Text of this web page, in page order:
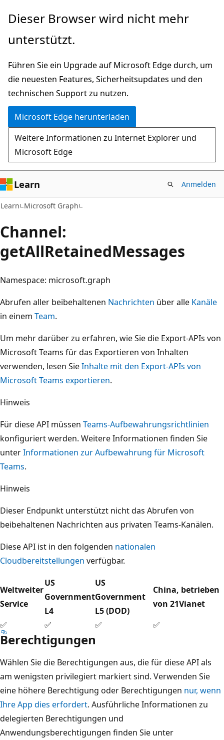
Zu
wechseln
Dieser Browser wird nicht mehr
unterstützt.
Führen Sie ein Upgrade auf Microsoft Edge durch, um
die neuesten Features, Sicherheitsupdates und den
technischen Support zu nutzen.
Microsoft Edge herunterladen
Weitere Informationen zu Internet Explorer und
Microsoft Edge
Learn Anmelden
Learn Microsoft Graph
Channel:
getAllRetainedMessages
Namespace: microsoft.graph
Abrufen aller beibehaltenen Nachrichten über alle Kanäle
in einem Team.
Um mehr darüber zu erfahren, wie Sie die Export-APIs von
Microsoft Teams für das Exportieren von Inhalten
verwenden, lesen SieInhalte mit den Export-APIs von
Microsoft Teams exportieren.
Hinweis
Für diese API müssen Teams-Aufbewahrungsrichtlinien
konfiguriert werden. Weitere Informationen finden Sie
unterInformationen zur Aufbewahrung für Microsoft
Teams.
Hinweis
Dieser Endpunkt unterstützt nicht das Abrufen von
beibehaltenen Nachrichten aus privaten Teams-Kanälen.
Diese API ist in den folgenden nationalen
Cloudbereitstellungen verfügbar.
Weltweiter
Service
US
Government
L4
US
Government
L5 (DOD)
China, betrieben
von 21Vianet
✅
✅ ✅ ✅
Berechtigungen
Wählen Sie die Berechtigungen aus, die für diese API als
am wenigsten privilegiert markiert sind. Verwenden Sie
eine höhere Berechtigung oder Berechtigungen nur, wenn
Ihre App dies erfordert. Ausführliche Informationen zu
delegierten Berechtigungen und
Anwendungsberechtigungen finden Sie unter